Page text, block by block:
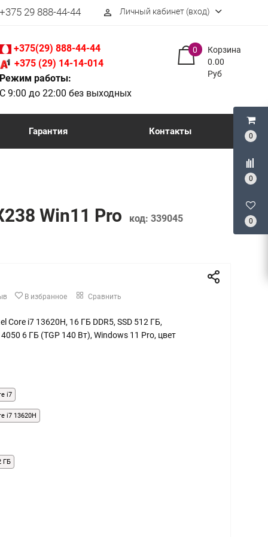
0
0
0
29 888-44-44 perm_identity Личный кабинет (вход)
+375(29) 888-44-44
+375 (29) 14-14-014
Режим работы:
С 9:00 до 22:00 без выходных
Корзина
0
0.00
Руб
Гарантия Контакты
Win11 Pro код: 339045
В избранное Сравнить
Core i7 13620H, 16 ГБ DDR5, SSD 512 ГБ,
6 ГБ (TGP 140 Вт), Windows 11 Pro, цвет
i7
i7 13620H
ГБ